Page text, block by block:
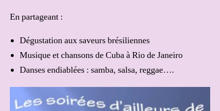
En partageant :
Dégustation aux saveurs brésiliennes
Musique et chansons de Cuba à Rio de Janeiro
Danses endiablées : samba, salsa, reggae….